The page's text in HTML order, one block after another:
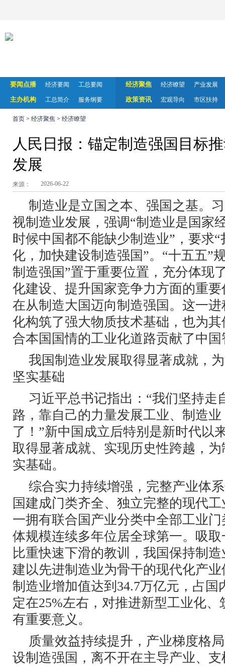
要闻点播 经济要闻 工总要闻
主办机构 工总简介 服务纲要
经济聚焦 经济瞭望 产业发展
政策资讯 宏观导向 市区扶持
首页 > 经济聚焦 > 经济瞭望
人民日报：锚定制造强国目标
发展
来源： 2026-06-22
制造业是立国之本、强国之基。
视制造业发展，强调“制造业是国家
时候中国都不能缺少制造业”，要求
化，加快建设制造强国”。“十五五”
制造强国”置于重要位置，充分体现
化建设、提升国家竞争力方面的重
在从制造大国迈向制造强国。这一
化构筑了强大物质技术基础，也为
合本国国情的工业化道路贡献了中国
我国制造业发展取得显著成就，
坚实基础
习近平总书记指出：“我们坚持走
路，靠自己的力量发展工业、制造
了！”新中国成立后特别是新时代以
取得显著成就、实现历史性跨越，
实基础。
综合实力持续增强，完整产业体
国建成门类齐全、独立完整的现代
一拥有联合国产业分类中全部工业
体规模连续多年位居全球第一。吸
比重快速下滑的教训，我国保持制
建以先进制造业为骨干的现代化产
制造业增加值达到34.7万亿元，占国
定在25%左右，对推进新型工业化
有重要意义。
质量效益持续提升，产业梯度格
设制造强国，离不开在主导产业、